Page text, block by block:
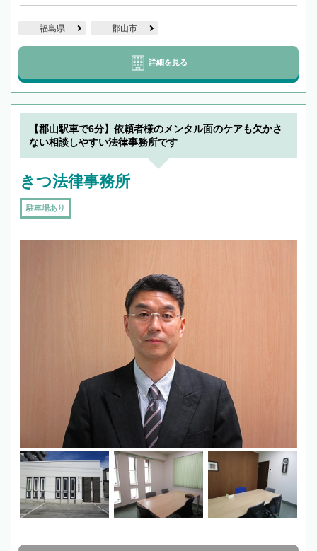
福島県 郡山市
詳細を見る
【郡山駅車で6分】依頼者様のメンタル面のケアも欠かさ
ない相談しやすい法律事務所です
きつ法律事務所
駐車場あり